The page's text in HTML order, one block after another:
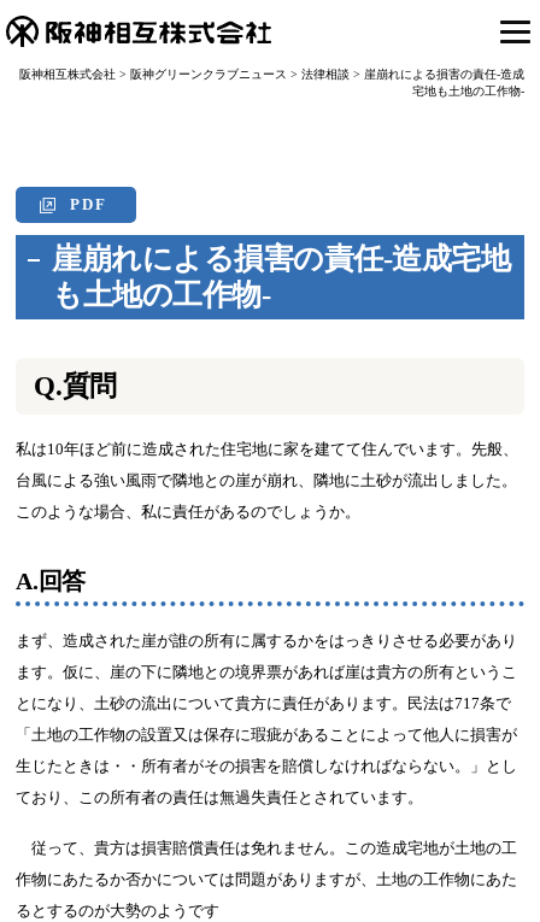
阪神相互株式会社> 阪神グリーンクラブニュース > 法律相談 > 崖崩れによる損害の責任-造成
宅地も土地の工作物-
PDF
崖崩れによる損害の責任-造成宅地
も土地の工作物-
Q.質問
私は10年ほど前に造成された住宅地に家を建てて住んでいます。先般、
台風による強い風雨で隣地との崖が崩れ、隣地に土砂が流出しました。
このような場合、私に責任があるのでしょうか。
A.回答
まず、造成された崖が誰の所有に属するかをはっきりさせる必要があり
ます。仮に、崖の下に隣地との境界票があれば崖は貴方の所有というこ
とになり、土砂の流出について貴方に責任があります。民法は717条で
「土地の工作物の設置又は保存に瑕疵があることによって他人に損害が
生じたときは・・所有者がその損害を賠償しなければならない。」とし
ており、この所有者の責任は無過失責任とされています。
従って、貴方は損害賠償責任は免れません。この造成宅地が土地の工
作物にあたるか否かについては問題がありますが、土地の工作物にあた
るとするのが大勢のようです